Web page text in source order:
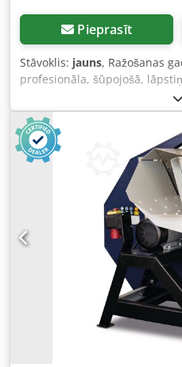
Pieprasīt
Stāvoklis: jauns, Ražošanas
profesionāla, šūpojošā,
paredzēts efektīvai un drošai
izstrādājumu zāģēšanai.
un masīvu 700 mm diametra
nodrošina augstu precizitāti
konstrukcija un mobilā
ideāli piemērotu gan
priekšrocības: Dsdpfowtp
karbīda zāģa disks Ø700 mm
un precīzu koka zāģēšanu
un stabila tērauda
drošu lietošanu pat
transporta riteņi un
pārvietošanu un nodrošina
Elektroniskā motora bremze
palielinot operatora drošības
atvieglo ierīces
nepieciešamības veikt